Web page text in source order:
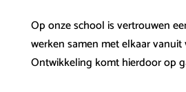
Op onze school is vertrouwen
werken samen met elkaar
Ontwikkeling komt hierdoor op